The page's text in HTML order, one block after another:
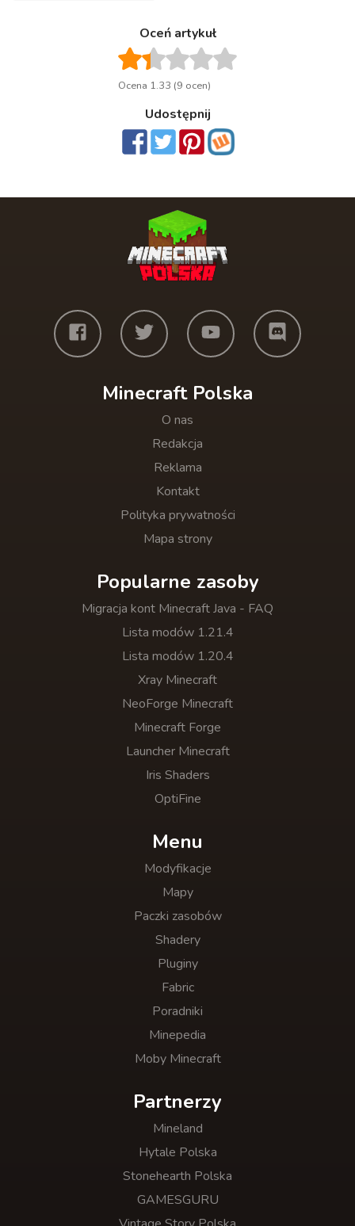
Oceń artykuł
Ocena 1.33 (9 ocen)
Udostępnij
Minecraft Polska
O nas
Redakcja
Reklama
Kontakt
Polityka prywatności
Mapa strony
Popularne zasoby
Migracja kont Minecraft Java - FAQ
Lista modów 1.21.4
Lista modów 1.20.4
Xray Minecraft
NeoForge Minecraft
Minecraft Forge
Launcher Minecraft
Iris Shaders
OptiFine
Menu
Modyfikacje
Mapy
Paczki zasobów
Shadery
Pluginy
Fabric
Poradniki
Minepedia
Moby Minecraft
Partnerzy
Mineland
Hytale Polska
Stonehearth Polska
GAMESGURU